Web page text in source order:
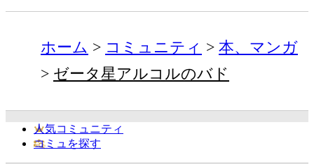
ホーム コミュニティ
本、マンガ
ゼータ星アルコルのバド
人気コミュニティ
コミュを探す